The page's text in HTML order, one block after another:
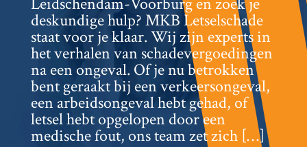
deskundige hulp? MKB Letselschade
staat voor je klaar.​ Wij zijn experts in
het verhalen van schadevergoedingen
na een ongeval.​ Of je nu betrokken
bent geraakt bij een verkeersongeval,
een arbeidsongeval hebt gehad, of
letsel hebt opgelopen door een
medische fout, ons team zet zich […]